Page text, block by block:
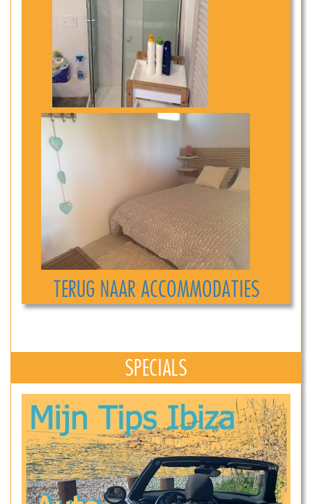
TERUG NAAR ACCOMMODATIES
SPECIALS